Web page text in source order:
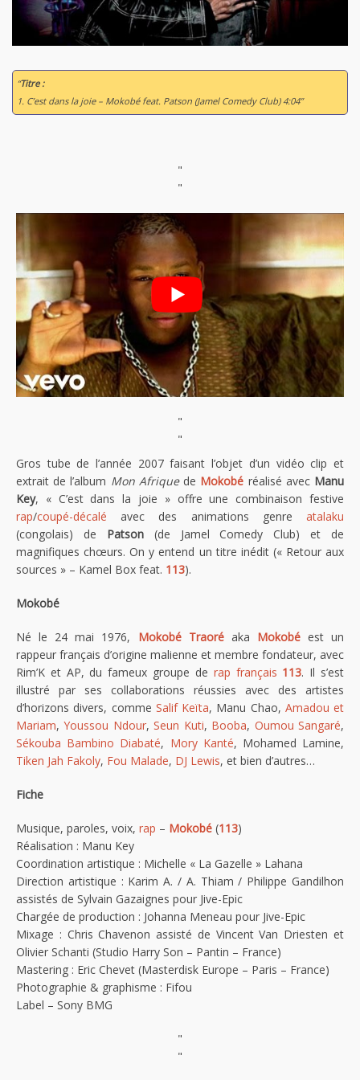
“Titre :
1. C’est dans la joie – Mokobé feat. Patson (Jamel Comedy Club) 4:04”
"
"
"
"
Gros tube de l’année 2007 faisant l’objet d’un vidéo clip et
extrait de l’album Mon Afriquede Mokobé réalisé avec Manu
Key, « C’est dans la joie » offre une combinaison festive
rap/coupé-décalé avec des animations genre atalaku
(congolais) de Patson(de Jamel Comedy Club) et de
magnifiques chœurs. On y entend un titre inédit (« Retour aux
sources » – Kamel Box feat. 113).
Mokobé
Né le 24 mai 1976, Mokobé Traoréaka Mokobéest un
rappeur français d’origine malienne et membre fondateur, avec
Rim’K et AP, du fameux groupe de rap français 113. Il s’est
illustré par ses collaborations réussies avec des artistes
d’horizons divers, comme Salif Keïta, Manu Chao, Amadou et
Mariam,Youssou Ndour,Seun Kuti, Booba, Oumou Sangaré,
Sékouba Bambino Diabaté, Mory Kanté, Mohamed Lamine,
Tiken Jah Fakoly, Fou Malade, DJ Lewis, et bien d’autres…
Fiche
Musique, paroles, voix, rap – Mokobé (113)
Réalisation : Manu Key
Coordination artistique : Michelle « La Gazelle » Lahana
Direction artistique : Karim A. / A. Thiam / Philippe Gandilhon
assistés de Sylvain Gazaignes pour Jive-Epic
Chargée de production : Johanna Meneau pour Jive-Epic
Mixage : Chris Chavenon assisté de Vincent Van Driesten et
Olivier Schanti (Studio Harry Son – Pantin – France)
Mastering : Eric Chevet (Masterdisk Europe – Paris – France)
Photographie & graphisme : Fifou
Label – Sony BMG
"
"